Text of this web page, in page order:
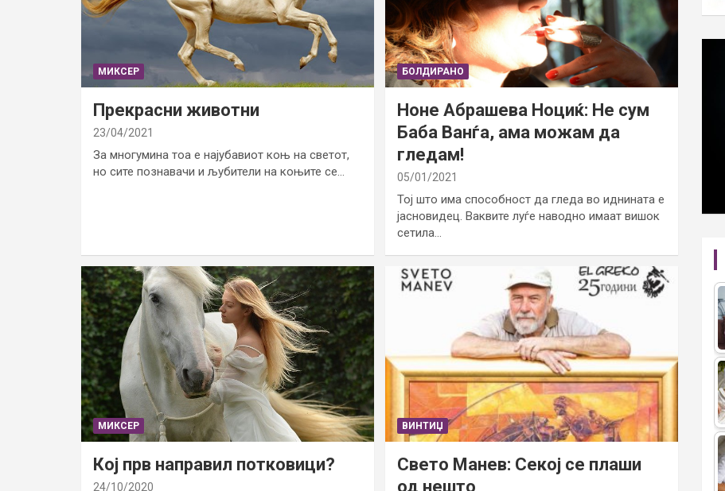
МИКСЕР
Прекрасни животни
23/04/2021
За многумина тоа е најубавиот коњ на светот,
но сите познавачи и љубители на коњите се…
БОЛДИРАНО
Ноне Абрашева Ноциќ: Не сум
Баба Ванѓа, ама можам да
гледам!
05/01/2021
Тој што има способност да гледа во иднината е
јасновидец. Ваквите луѓе наводно имаат вишок
сетила…
МИКСЕР
Кој прв направил потковици?
24/10/2020
ВИНТИЏ
Свето Манев: Секој се плаши
од нешто